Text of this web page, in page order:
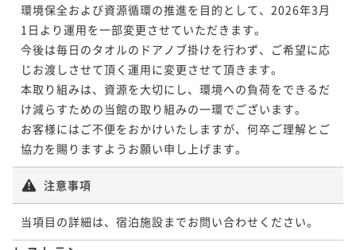
環境保全および資源循環の推進を目的として、2026年3月
1日より運用を一部変更させていただきます。
今後は毎日のタオルのドアノブ掛けを行わず、ご希望に応
じお渡しさせて頂く運用に変更させて頂きます。
本取り組みは、資源を大切にし、環境への負荷をできるだ
け減らすための当館の取り組みの一環でございます。
お客様にはご不便をおかけいたしますが、何卒ご理解とご
協力を賜りますようお願い申し上げます。
注意事項
当項目の詳細は、宿泊施設までお問い合わせください。